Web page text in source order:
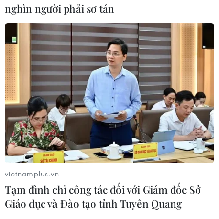
Truyền thông Lào khẳng
định quan hệ đặc biệt Việt
Nam-Lào có một không
hai
22/07/2026 06:59
Đổi mới phương thức quản
trị, đẩy mạnh chuyển đổi
số trong hoạt động xuất
bản
21/07/2026 12:52
Sử dụng AI minh bạch, an
Quan hệ đặc biệt Việt
nghìn người phải sơ tán
vietnamplus.vn
Tạm đình chỉ công tác đối với Giám đốc Sở
Giáo dục và Đào tạo tỉnh Tuyên Quang